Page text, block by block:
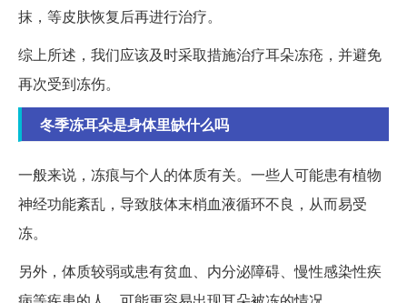
抹，等皮肤恢复后再进行治疗。
综上所述，我们应该及时采取措施治疗耳朵冻疮，并避免
再次受到冻伤。
冬季冻耳朵是身体里缺什么吗
一般来说，冻痕与个人的体质有关。一些人可能患有植物
神经功能紊乱，导致肢体末梢血液循环不良，从而易受
冻。
另外，体质较弱或患有贫血、内分泌障碍、慢性感染性疾